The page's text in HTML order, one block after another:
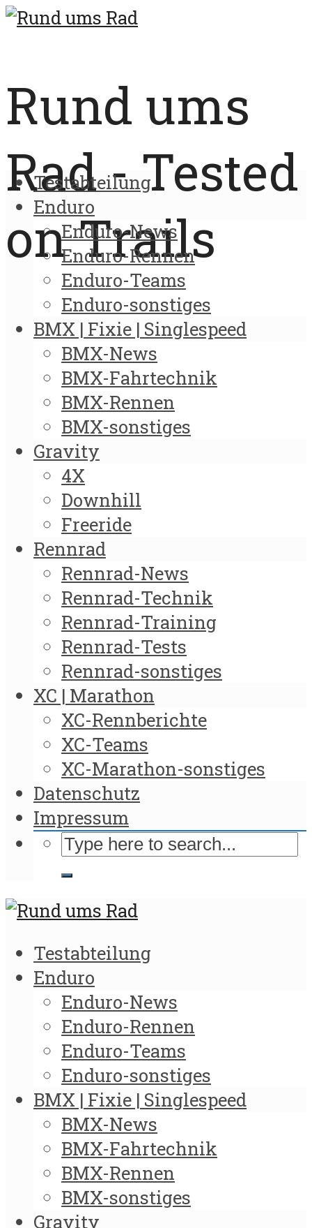
Rund ums
Rad - Tested
on Trails
Testabteilung
Enduro
Enduro-News
Enduro-Rennen
Enduro-Teams
Enduro-sonstiges
BMX | Fixie | Singlespeed
BMX-News
BMX-Fahrtechnik
BMX-Rennen
BMX-sonstiges
Gravity
4X
Downhill
Freeride
Rennrad
Rennrad-News
Rennrad-Technik
Rennrad-Training
Rennrad-Tests
Rennrad-sonstiges
XC | Marathon
XC-Rennberichte
XC-Teams
XC-Marathon-sonstiges
Datenschutz
Impressum
Testabteilung
Enduro
Enduro-News
Enduro-Rennen
Enduro-Teams
Enduro-sonstiges
BMX | Fixie | Singlespeed
BMX-News
BMX-Fahrtechnik
BMX-Rennen
BMX-sonstiges
Gravity